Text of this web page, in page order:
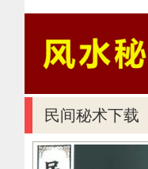
乾天坤地阳宅卦
女博士「空」老
经中之王金钢经
民间秘术下载